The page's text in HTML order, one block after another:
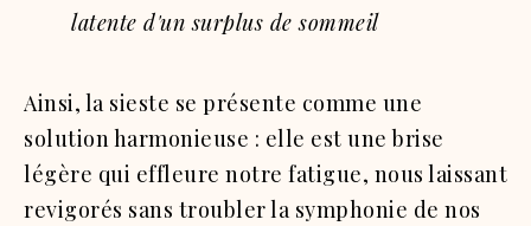
latente d'un surplus de sommeil
Ainsi, la sieste se présente comme une
solution harmonieuse : elle est une brise
légère qui effleure notre fatigue, nous laissant
revigorés sans troubler la symphonie de nos